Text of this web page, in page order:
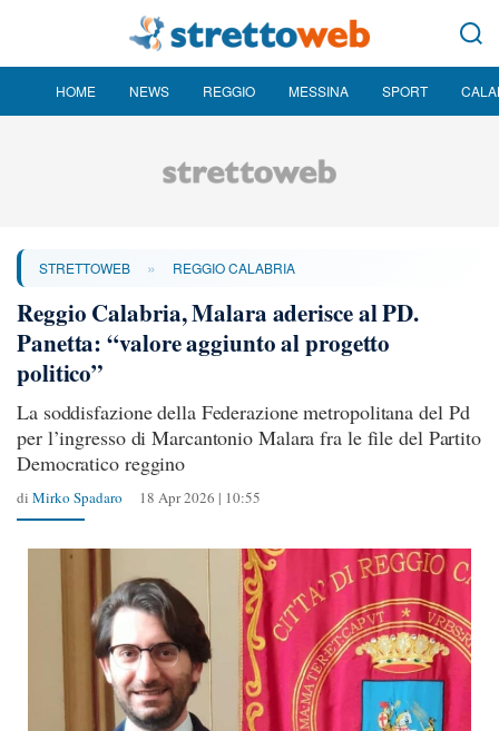
HOME NEWS REGGIO MESSINA SPORT
STRETTOWEB » REGGIO CALABRIA
Reggio Calabria, Malara aderisce al PD.
Panetta: “valore aggiunto al progetto
politico”
La soddisfazione della Federazione metropolitana del Pd
per l’ingresso di Marcantonio Malara fra le file del Partito
Democratico reggino
di Mirko Spadaro 18 Apr 2026 | 10:55